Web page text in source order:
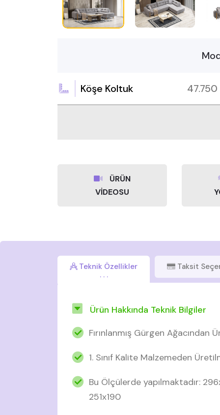
Köşe Koltuk 47.750
ÜRÜN
VİDEOSU
Teknik Özellikler Taksit
Ürün Hakkında Teknik Bilgiler
Fırınlanmış Gürgen Ağacından
1. Sınıf Kalite Malzemeden
Bu Ölçülerde yapılmaktadır:
251x190